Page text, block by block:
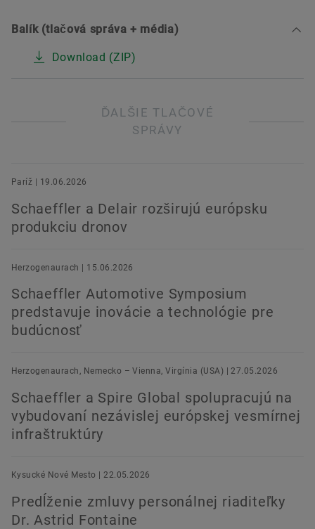
Balík (tlačová správa + média)
Download (ZIP)
ĎALŠIE TLAČOVÉ
SPRÁVY
Paríž | 19.06.2026
Schaeffler a Delair rozširujú európsku
produkciu dronov
Herzogenaurach | 15.06.2026
Schaeffler Automotive Symposium
predstavuje inovácie a technológie pre
budúcnosť
Herzogenaurach, Nemecko – Vienna, Virgínia (USA) | 27.05.2026
Schaeffler a Spire Global spolupracujú na
vybudovaní nezávislej európskej vesmírnej
infraštruktúry
Kysucké Nové Mesto | 22.05.2026
Predĺženie zmluvy personálnej riaditeľky
Dr. Astrid Fontaine